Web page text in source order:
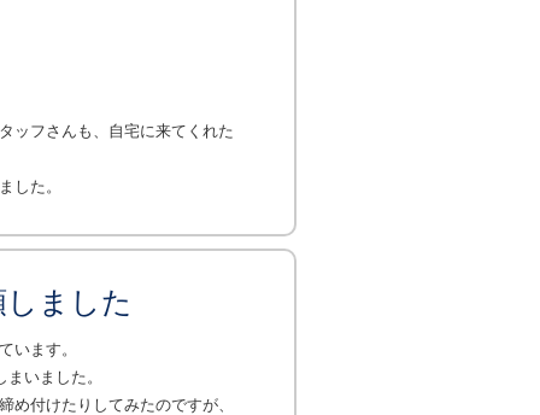
ッフさんも、自宅に来てくれた
した。
ました
います。
いました。
付けたりしてみたのですが、